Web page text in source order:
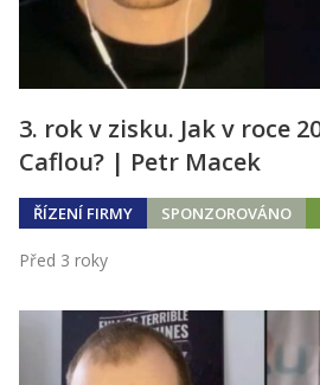
3. rok v zisku. Jak v roce
Caflou? | Petr Macek
ŘÍZENÍ FIRMY SPONZOROVÁNO
Před 3 roky